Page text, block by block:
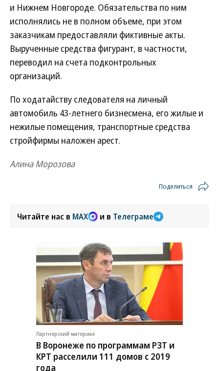
и Нижнем Новгороде. Обязательства по ним
исполнялись не в полном объеме, при этом
заказчикам предоставляли фиктивные акты.
Вырученные средства фигурант, в частности,
переводил на счета подконтрольных
организаций.
По ходатайству следователя на личный
автомобиль 43-летнего бизнесмена, его жилые и
нежилые помещения, транспортные средства
стройфирмы наложен арест.
Алина Морозова
Поделиться
Читайте нас в MAX и в Телеграме
Партнерский материал
В Воронеже по программам РЗТ и
КРТ расселили 111 домов с 2019
года